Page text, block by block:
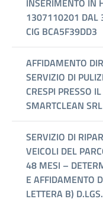
Attività
procedimenti
Provvedimenti
Bandi
di
contratti
Sovvenzioni,